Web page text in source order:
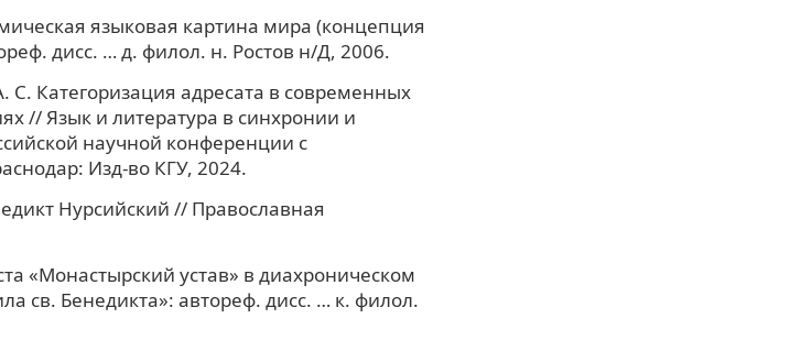
языковая картина мира (концепция
дисс. … д. филол. н. Ростов н/Д, 2006.
Категоризация адресата в современных
// Язык и литература в синхронии и
научной конференции с
Изд-во КГУ, 2024.
Нурсийский // Православная
«Монастырский устав» в диахроническом
св. Бенедикта»: автореф. дисс. … к. филол.